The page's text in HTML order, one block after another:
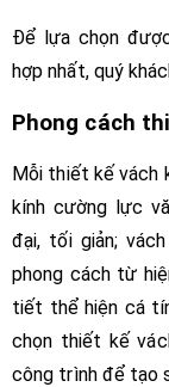
Để lựa chọn
hợp nhất, quý
Phong cách
Mỗi thiết kế vách
kính cường lực
đại, tối giản;
phong cách từ
tiết thể hiện cá
chọn thiết kế
công trình để tạo